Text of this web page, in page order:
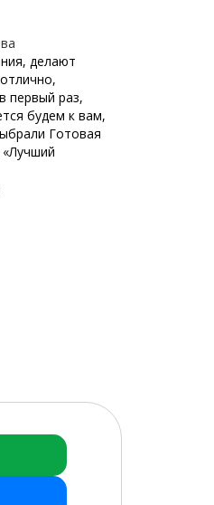
делают
первый раз,
будем к вам,
Готовая